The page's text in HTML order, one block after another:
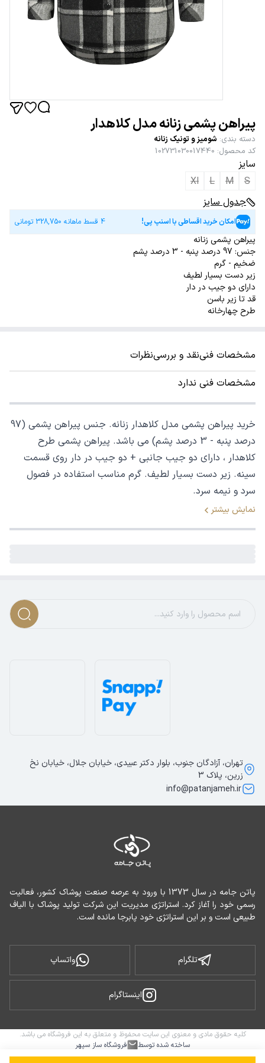
پیراهن پشمی زنانه مدل کلاهدار
دسته بندی: شومیز و تونیک زنانه
کد محصول:
102731030017440
سایز
S
M
L
Xl
جدول سایز
امکان خرید اقساطی با اسنپ پی! 4 قسط ماهانه 328,750 تومانی
پیراهن پشمی زنانه
جنس: 97 درصد پنبه - 3 درصد پشم
ضخیم - گرم
زیر دست بسیار لطیف
دارای دو جیب در دار
قد تا زیر باسن
طرح چهارخانه
مشخصات فنینقد و بررسینظرات
مشخصات فنی ندارد
خرید پیراهن پشمی مدل کلاهدار زنانه. جنس پیراهن پشمی (97
درصد پنبه - 3 درصد پشم) می باشد. پیراهن پشمی طرح
کلاهدار ، دارای دو جیب جانبی + دو جیب در دار روی قسمت
سینه. زیر دست بسیار لطیف. گرم مناسب استفاده در فصول
سرد و نیمه سرد.
نمایش بیشتر
طبیعی است و بر این استراتژی خود پابرجا مانده است.
تلگرام واتساپ
اینستاگرام
تهران، آزادگان جنوب، بلوار دکتر عبیدی، خیابان جلال، خیابان نخ
زرین، پلاک 3
info@patanjameh.ir
کلیه حقوق مادی و معنوی این سایت محفوظ و متعلق به این فروشگاه می باشد.
ساخته شده توسط
فروشگاه ساز سپهر